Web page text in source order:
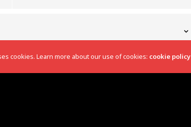
cookies. Learn more about our use of cookies: cookie policy